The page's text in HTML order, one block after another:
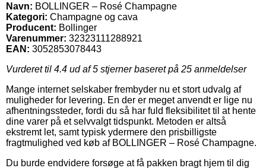
Navn: BOLLINGER – Rosé Champagne
Kategori: Champagne og cava
Producent: Bollinger
Varenummer: 32323111288921
EAN: 3052853078443
Vurderet til 4.4 ud af 5 stjerner baseret på 25 anmeldelser
Mange internet selskaber frembyder nu et stort udvalg af
muligheder for levering. En der er meget anvendt er lige nu
afhentningssteder, fordi du så har fuld fleksibilitet til at hente
dine varer på et selvvalgt tidspunkt. Metoden er altså
ekstremt let, samt typisk ydermere den prisbilligste
fragtmulighed ved køb af BOLLINGER – Rosé Champagne.
Du burde endvidere forsøge at få pakken bragt hjem til dig